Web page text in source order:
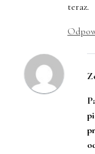
teraz.